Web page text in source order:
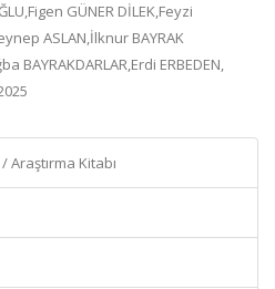
GÜNER DİLEK,Feyzi
ASLAN,İlknur BAYRAK
BAYRAKDARLAR,Erdi ERBEDEN,
Araştırma Kitabı